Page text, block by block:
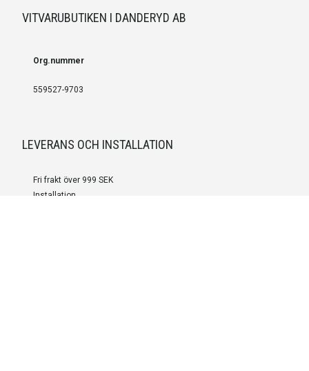
VITVARUBUTIKEN I DANDERYD AB
Org.nummer
559527-9703
LEVERANS OCH INSTALLATION
Fri frakt över 999 SEK
Installation